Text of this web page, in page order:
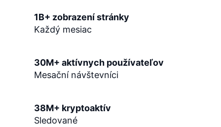
Financie
Technológia
Nadchádzajúce predaje
MACD
Prehľad
Sadzby financovania
Glosár
Výsadky
Učte sa a zarábajte
1B+ zobrazení stránky
Každý mesiac
30M+ aktívnych používateľov
Mesační návštevníci
38M+ kryptoaktív
Sledované